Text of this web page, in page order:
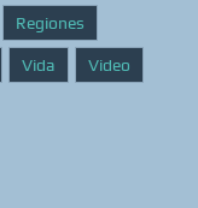
Regiones
Vida Video